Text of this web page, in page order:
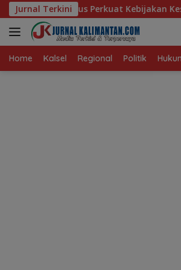
Langsung
ke
konten
Jurnal Terkini
Kebijakan Kesejahteraan Rakyat
Home Kalsel Regional Politik